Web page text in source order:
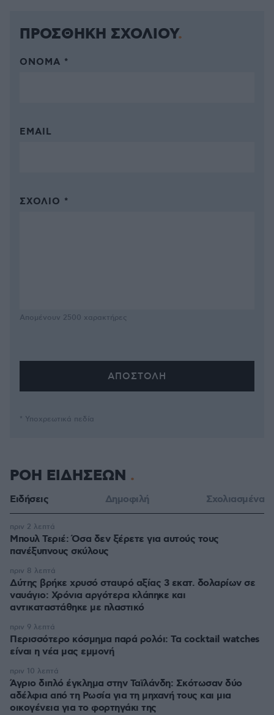
ΠΡΟΣΘΗΚΗ ΣΧΟΛΙΟΥ
ΌΝΟΜΑ *
EMAIL
ΣΧΌΛΙΟ *
Απομένουν 2500 χαρακτήρες
* Υποχρεωτικά πεδία
ΡΟΗ ΕΙΔΗΣΕΩΝ
Ειδήσεις Δημοφιλή Σχολιασμένα
Μπουλ Τεριέ: Όσα δεν ξέρετε για αυτούς τους
πανέξυπνους σκύλους
πριν 2 λεπτά
Δύτης βρήκε χρυσό σταυρό αξίας 3 εκατ. δολαρίων σε
ναυάγιο: Χρόνια αργότερα κλάπηκε και
αντικαταστάθηκε με πλαστικό
πριν 8 λεπτά
Περισσότερο κόσμημα παρά ρολόι: Τα cocktail watches
είναι η νέα μας εμμονή
πριν 9 λεπτά
Άγριο διπλό έγκλημα στην Ταϊλάνδη: Σκότωσαν δύο
αδέλφια από τη Ρωσία για τη μηχανή τους και μια
οικογένεια για το φορτηγάκι της
πριν 10 λεπτά